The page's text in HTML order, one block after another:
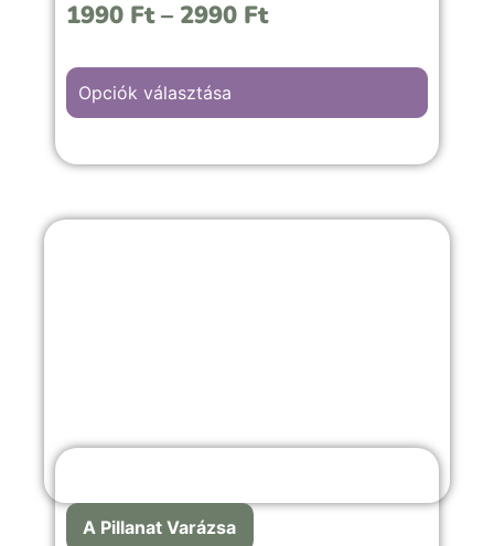
ugyanazt az elveszett rendszert
1990 Ft – 2990 Ft
Opciók választása
A Pillanat Varázsa